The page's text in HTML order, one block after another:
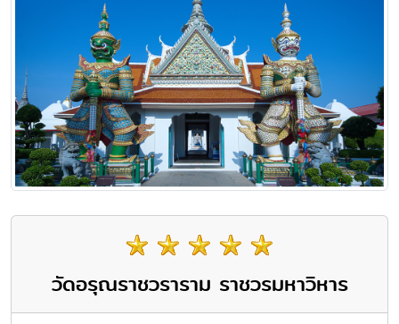
วัดอรุณราชวราราม ราชวรมหาวิหาร